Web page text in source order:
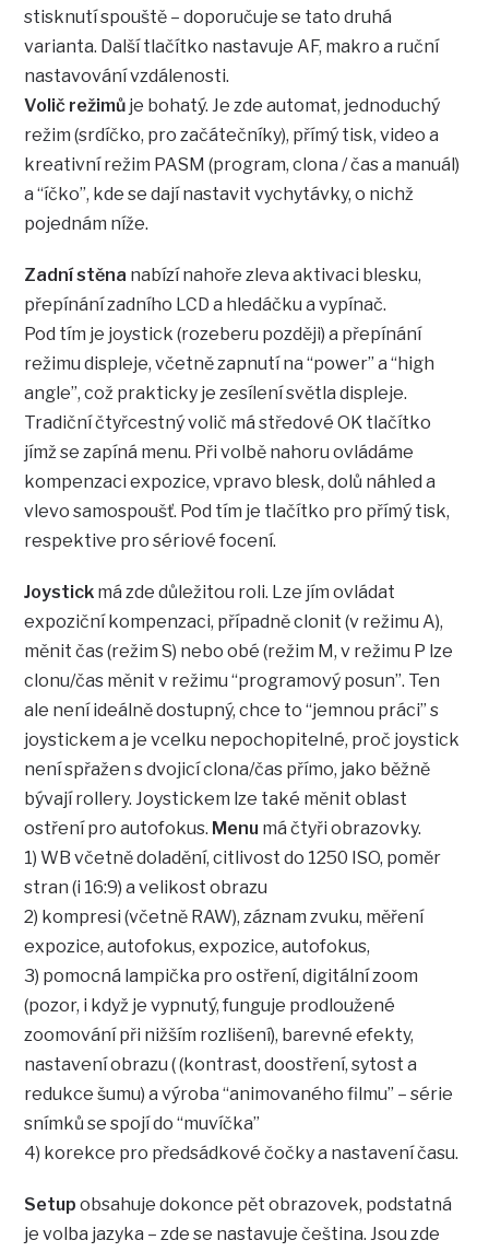
stisknutí spouště – doporučuje se tato druhá
varianta. Další tlačítko nastavuje AF, makro a ruční
nastavování vzdálenosti.
Volič režimů je bohatý. Je zde automat, jednoduchý
režim (srdíčko, pro začátečníky), přímý tisk, video a
kreativní režim PASM (program, clona / čas a manuál)
a “íčko”, kde se dají nastavit vychytávky, o nichž
pojednám níže.
Zadní stěna nabízí nahoře zleva aktivaci blesku,
přepínání zadního LCD a hledáčku a vypínač.
Pod tím je joystick (rozeberu později) a přepínání
režimu displeje, včetně zapnutí na “power” a “high
angle”, což prakticky je zesílení světla displeje.
Tradiční čtyřcestný volič má středové OK tlačítko
jímž se zapíná menu. Při volbě nahoru ovládáme
kompenzaci expozice, vpravo blesk, dolů náhled a
vlevo samospoušť. Pod tím je tlačítko pro přímý tisk,
respektive pro sériové focení.
Joystick má zde důležitou roli. Lze jím ovládat
expoziční kompenzaci, případně clonit (v režimu A),
měnit čas (režim S) nebo obé (režim M, v režimu P lze
clonu/čas měnit v režimu “programový posun”. Ten
ale není ideálně dostupný, chce to “jemnou práci” s
joystickem a je vcelku nepochopitelné, proč joystick
není spřažen s dvojicí clona/čas přímo, jako běžně
bývají rollery. Joystickem lze také měnit oblast
ostření pro autofokus. Menu má čtyři obrazovky.
1) WB včetně doladění, citlivost do 1250 ISO, poměr
stran (i 16:9) a velikost obrazu
2) kompresi (včetně RAW), záznam zvuku, měření
expozice, autofokus, expozice, autofokus,
3) pomocná lampička pro ostření, digitální zoom
(pozor, i když je vypnutý, funguje prodloužené
zoomování při nižším rozlišení), barevné efekty,
nastavení obrazu ( (kontrast, doostření, sytost a
redukce šumu) a výroba “animovaného filmu” – série
snímků se spojí do “muvíčka”
4) korekce pro předsádkové čočky a nastavení času.
Setup obsahuje dokonce pět obrazovek, podstatná
je volba jazyka – zde se nastavuje čeština. Jsou zde